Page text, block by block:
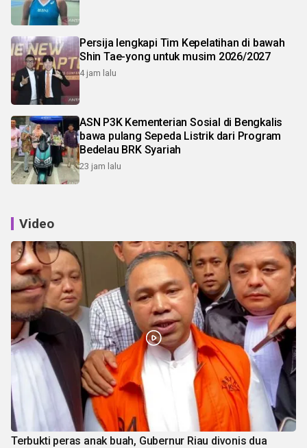
Persija lengkapi Tim Kepelatihan di bawah
Shin Tae-yong untuk musim 2026/2027
4 jam lalu
ASN P3K Kementerian Sosial di Bengkalis
bawa pulang Sepeda Listrik dari Program
Bedelau BRK Syariah
23 jam lalu
Video
Terbukti peras anak buah, Gubernur Riau divonis dua